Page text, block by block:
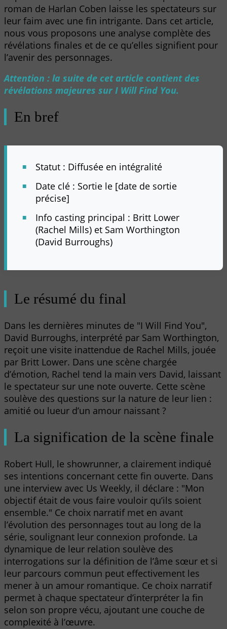
roman de Harlan Coben laisse les spectateurs sur
leur faim avec une fin intrigante. Dans cet article,
nous vous proposons une analyse complète des
révélations finales et de ce qu’elles signifient pour
l’avenir des personnages.
Attention : la suite de cet article contient des
révélations majeures sur I Will Find You.
En bref
Statut : Diffusée en intégralité
Date clé : Sortie le [date de sortie
précise]
Info casting principal : Britt Lower
(Rachel Mills) et Sam Worthington
(David Burroughs)
Le résumé du final
Dans les dernières minutes de "I Will Find You",
David Burroughs, interprété par Sam Worthington,
reçoit une visite inattendue de Rachel Mills, jouée
par Britt Lower. Dans une scène chargée
d’émotion, Rachel tend la main vers David, laissant
le spectateur sur une note ouverte. Cette scène
soulève des questions sur la nature de leur lien :
amitié ou lueur d’un amour naissant ?
La signification de la scène finale
Robert Hull, le showrunner, a clairement indiqué
ses intentions concernant cette fin ouverte. Dans
une interview avec Us Weekly, il déclare : "Mon
objectif était de vous faire vouloir qu’ils soient
ensemble." Ce choix narratif met en avant
l’évolution des personnages tout au long de la
série, soulignant leur connexion profonde. La
dynamique de leur relation soulève des
interrogations sur la définition de l’âme sœur et si
leur parcours commun peut effectivement les
mener à un amour romantique. Ce choix narratif
permet à chaque spectateur d’interpréter la fin
selon son propre vécu, ajoutant une couche de
complexité à l’œuvre.